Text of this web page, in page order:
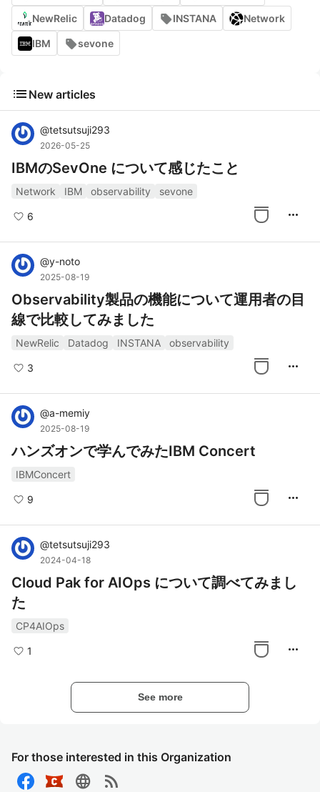
For those interested in this Organization
language rss_feed
NewRelic Datadog INSTANA Network
IBM sevone
list New articles
@tetsutsuji293
2026-05-25
IBMのSevOne について感じたこと
Network IBM observability sevone
6 more_horiz
@y-noto
2025-08-19
Observability製品の機能について運用者の目
線で比較してみました
NewRelic Datadog INSTANA observability
3 more_horiz
@a-memiy
2025-08-19
ハンズオンで学んでみたIBM Concert
IBMConcert
9 more_horiz
@tetsutsuji293
2024-04-18
Cloud Pak for AIOps について調べてみまし
た
CP4AIOps
1 more_horiz
See more